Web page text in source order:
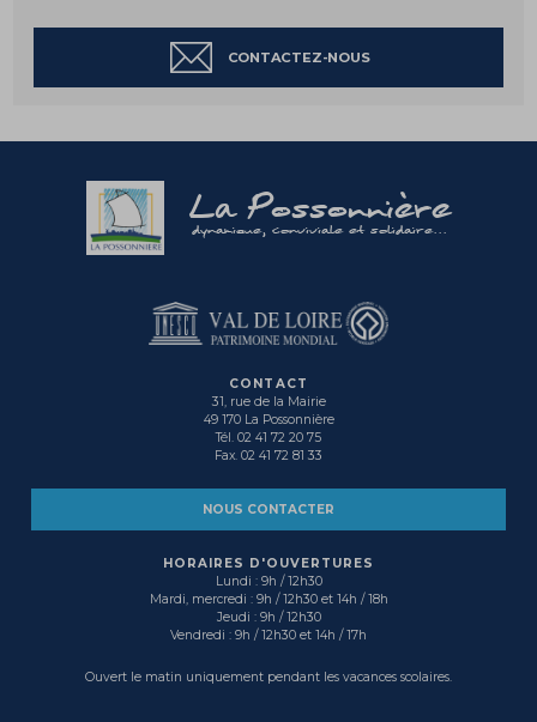
CONTACTEZ-NOUS
La Possonnière
dynamique, conviviale et solidaire...
CONTACT
31, rue de la Mairie
49 170 La Possonnière
Tél. 02 41 72 20 75
Fax. 02 41 72 81 33
NOUS CONTACTER
HORAIRES D'OUVERTURES
Lundi : 9h / 12h30
Mardi, mercredi : 9h / 12h30 et 14h / 18h
Jeudi : 9h / 12h30
Vendredi : 9h / 12h30 et 14h / 17h
Ouvert le matin uniquement pendant les vacances scolaires.